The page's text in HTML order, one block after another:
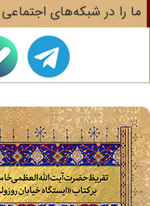
را در شبکه‌های اجتماعی